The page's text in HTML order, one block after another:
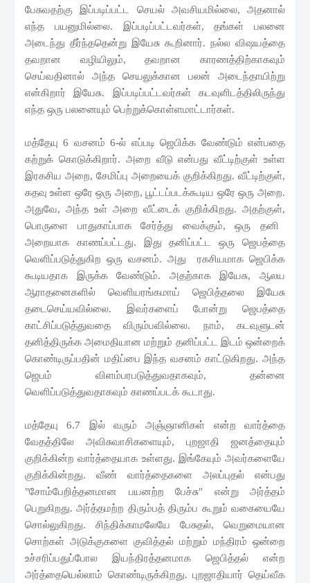
பேசுவதற்கு இப்படிப்பட்ட செயல் அவசியமில்லை, அதனால்
எந்த பயனுமில்லை. இப்படிப்பட்டவர்கள், தங்கள் பலனை
அடைந்து தீர்ந்ததென்று இயேசு கூறினார். நல்ல விஷயத்தை
தவறான வழியிலும்,தவறான காரணத்திற்காகவும்
செய்வதினால் அந்த செயலுக்கான பலன் அடைந்தாயிற்று
என்கிறார் இயேசு. இப்படிப்பட்டவர்கள் கடவுளிடத்திலிருந்து
எந்த ஒரு பலனையும் பெற்றுக்கொள்ளமாட்டார்கள்.
மத்தேயு 6 வசனம்6-ல் எப்படி ஜெபிக்க வேண்டும் என்பதை
கற்றுக் கொடுக்கிறார். அறை வீடு என்பது வீட்டிற்குள் உள்ள
இரகசிய அறை, சேமிப்பு அறையைக் குறிக்கிறது. வீட்டிற்குள்,
கதவு உள்ள ஒரே ஒரு அறை,பூட்டப்படக்கூடிய ஒரே ஒரு அறை.
அதுவே, அந்த உள் அறை வீட்டைக் குறிக்கிறது. அதற்குள்,
பொருளை பாதுகாப்பாக சேர்த்து வைக்கும், ஒரு தனி
அறையாக காணப்பட்டது. இது தனிப்பட்ட ஒரு ஜெபத்தை
வெளிப்படுத்துகிற ஒரு வசனம். அது ரகசியமாக ஜெபிக்க
கூடியதாக இருக்க வேண்டும். அதற்காக இயேசு, ஆலய
ஆராதனைகளில் வெளியரங்கமாய் ஜெபித்தலை இயேசு
தடைசெய்யவில்லை. இவர்களைப் போன்று ஜெபத்தை
காட்சிப்படுத்துவதை விரும்பவில்லை. நாம், கடவுளுடன்
தனித்திருக்க அமைதியான மற்றும் தனிப்பட்ட இடம் ஒன்றைக்
கொண்டிருப்பதின் மதிப்பை இந்த வசனம் காட்டுகிறது. அந்த
ஜெபம் விளம்பரபடுத்துவதாகவும், தன்னை
வெளிப்படுத்துவதாகவும் காணப்படக் கூடாது.
மத்தேயு 6.7 இல் வரும்அஞ்ஞானிகள் என்ற வார்த்தை
வேதத்திலே அவிசுவாசிகளையும், புறஜாதி ஜனத்தையும்
குறிக்கின்ற வார்த்தையாக உள்ளது. இங்கேயும் அவர்களையே
குறிக்கின்றது. வீண் வார்த்தைகளை அலப்புதல் என்பது
"சோம்பேறித்தனமான பயனற்ற பேச்சு" என்று அர்த்தம்
பெறுகிறது. அர்த்தமற்ற திரும்பத் திரும்ப கூறும் வகையையே
சொல்லுகிறது. சிந்திக்காமலேயே பேசுதல், வெறுமையான
சொற்கள் அடுக்குகளை குவித்தல் மற்றும் மந்திரம் ஒன்றை
உச்சரிப்பதுப்போல இயந்திரத்தனமாக ஜெபித்தல் என்ற
அர்த்தையெல்லாம் கொண்டிருக்கிறது. புறஜாதியார் தெய்வீக